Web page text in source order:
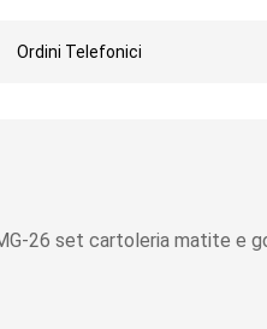
Ordini Telefonici
26 set cartoleria matite e